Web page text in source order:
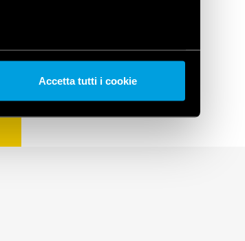
Accetta tutti i cookie